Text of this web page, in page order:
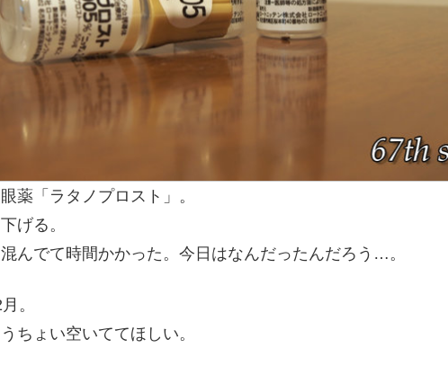
薬「ラタノプロスト」。
げる。
んでて時間かかった。今日はなんだったんだろう…。
。
ちょい空いててほしい。